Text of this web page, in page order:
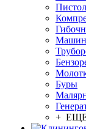
Буры
+